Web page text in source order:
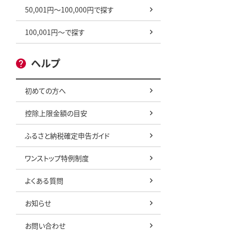
50,001円～100,000円で探す
100,001円～で探す
ヘルプ
初めての方へ
控除上限金額の目安
ふるさと納税確定申告ガイド
ワンストップ特例制度
よくある質問
お知らせ
お問い合わせ